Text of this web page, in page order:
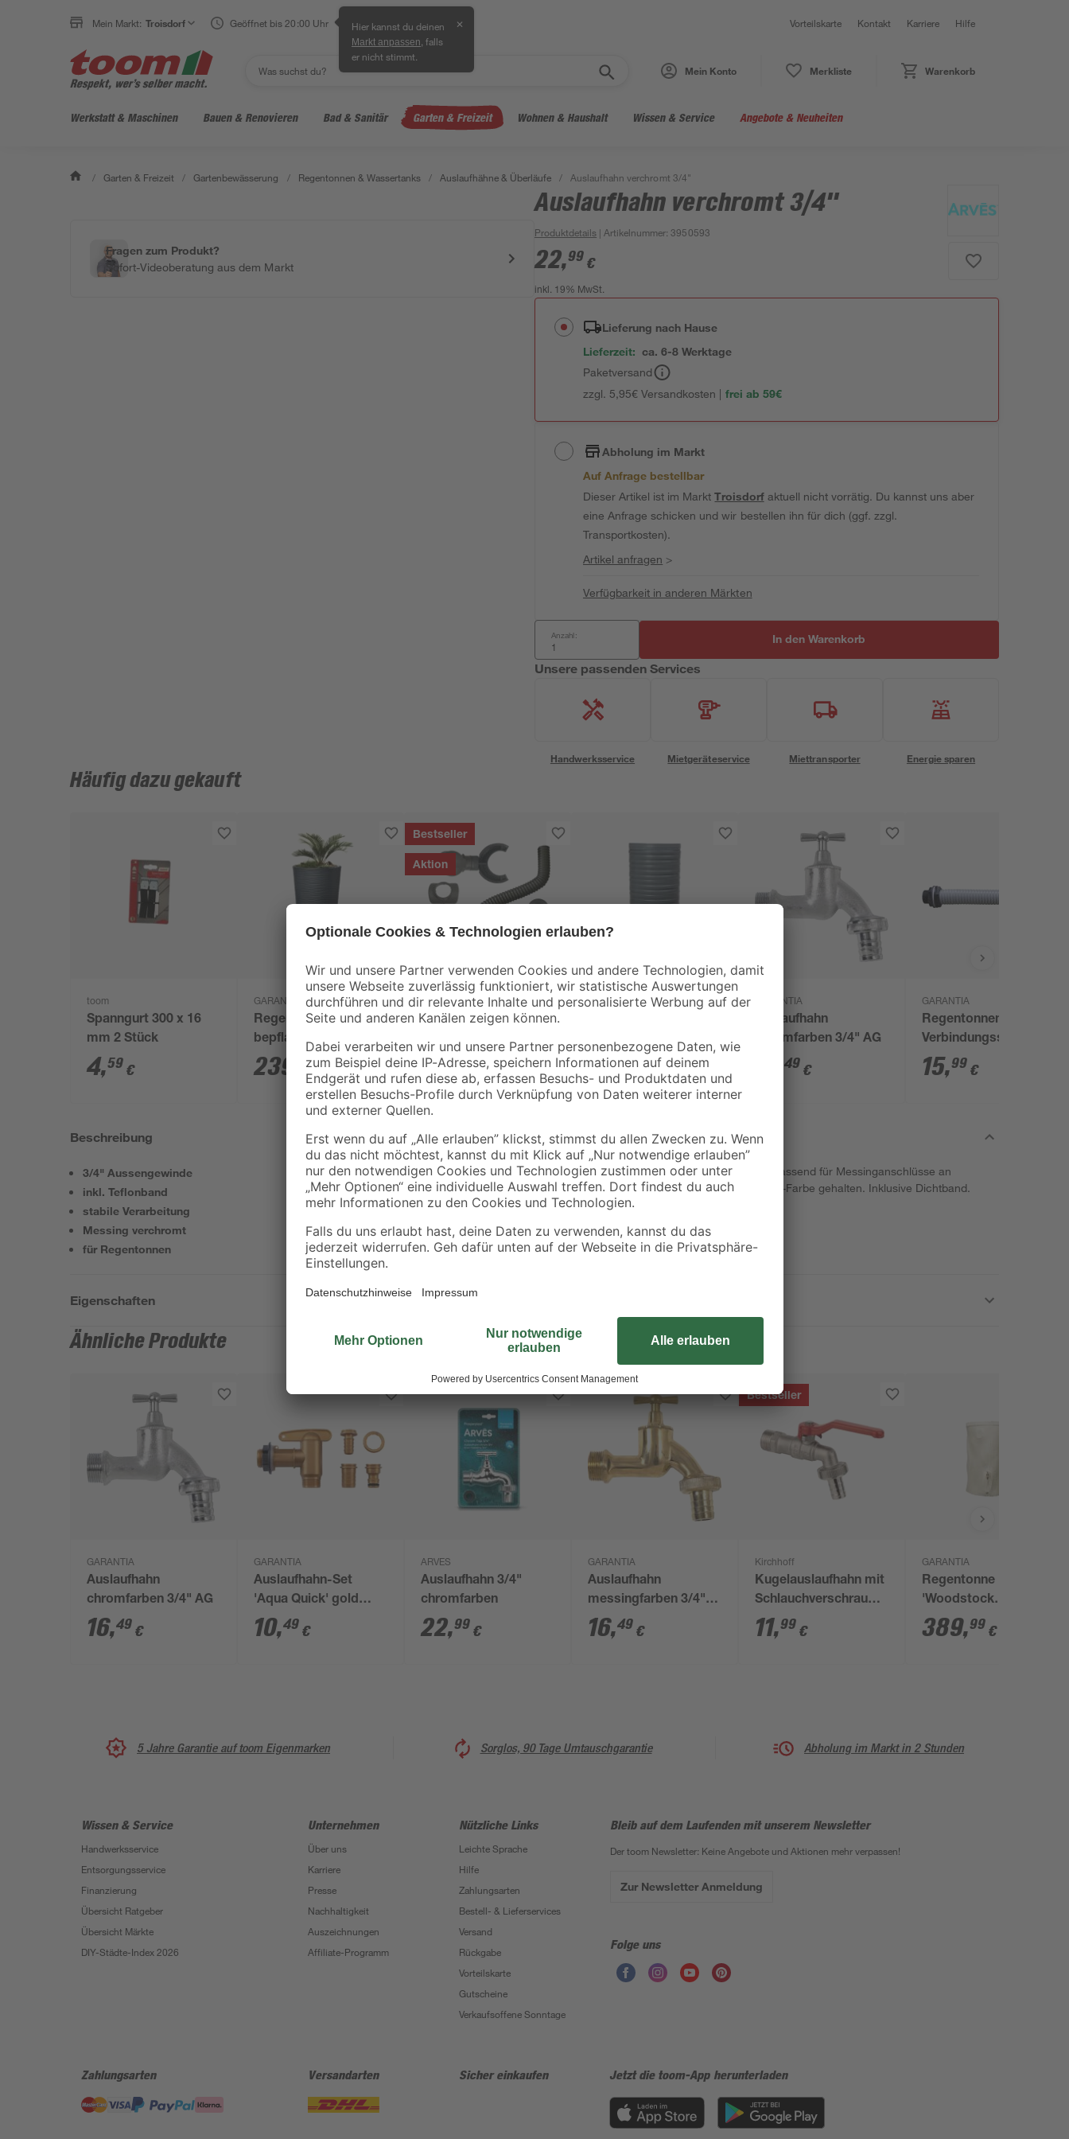
Mein Markt: Troisdorf Geöffnet bis 20:00 Uhr Hier kannst du deinen
Markt anpassen , falls
er nicht stimmt.
✕ Vorteilskarte Kontakt Karriere Hilfe
Mein Konto Merkliste Warenkorb
Werkstatt & Maschinen Bauen & Renovieren Bad & Sanitär Garten & Freizeit Wohnen & Haushalt Wissen & Service Angebote & Neuheiten
/ Garten & Freizeit / Gartenbewässerung / Regentonnen & Wassertanks / Auslaufhähne & Überläufe / Auslaufhahn verchromt 3/4"
Fragen zum Produkt?
Sofort-Videoberatung aus dem Markt
Auslaufhahn verchromt 3/4"
Produktdetails | Artikelnummer:3950593
22,99 €
inkl. 19% MwSt.
Lieferung nach Hause
Lieferzeit: ca. 6-8 Werktage
Paketversand
zzgl. 5,95€ Versandkosten | frei ab 59€
Abholung im Markt
Auf Anfrage bestellbar
Dieser Artikel ist im MarktTroisdorfaktuell nicht vorrätig. Du kannst uns aber
eine Anfrage schicken und wir bestellen ihn für dich (ggf. zzgl.
Transportkosten).
Artikel anfragen >
Verfügbarkeit in anderen Märkten
Anzahl: In den Warenkorb
Unsere passenden Services
Handwerksservice Mietgeräteservice Miettransporter Energie sparen
Häufig dazu gekauft
toom
Spanngurt 300 x 16
mm 2 Stück
4,59 €
GARANTIA
Regenspeicher
bepflanzbar 'Natura'
graphite grey 210 l
239 99 €
Bestseller
Aktion
GARANTIA
Regensammler
'Speedy' anthrazit
inkl. Zubehör
37,99 €
GARANTIA
mit Deckel
graphitfarben 300 l
249,99€
GARANTIA
Auslaufhahn
chromfarben 3/4" AG
,49 €
GARANTIA
Regentonnen-
Verbindungsset Ø 32
mm (1 1/4"), 25 cm
15,99 €
Beschreibung
3/4" Aussengewinde
inkl. Teflonband
stabile Verarbeitung
Messing verchromt
für Regentonnen
Der Wasserhahn, mit 3/4" Aussengewinde, ist passend für Messinganschlüsse an
Regentonnen. Optisch in ansprechender Chrom-Farbe gehalten. Inklusive Dichtband.
Eigenschaften
Ähnliche Produkte
GARANTIA
Auslaufhahn
chromfarben 3/4" AG
16,49 €
GARANTIA
Auslaufhahn-Set
'Aqua Quick' gold
Kunststoff 4-teilig
10,49 €
ARVES
Auslaufhahn 3/4"
chromfarben
22,99 €
GARANTIA
Auslaufhahn
messingfarben 3/4"
AG
16,49 €
Bestseller
Kirchhoff
Kugelauslaufhahn mit
Schlauchverschraubung,
vernickelt, 3/4'' x 1"
11,99 €
GARANTIA
Regentonne
'Woodstock
Baumstamm'
pinewood 400 l
389,99 €
5 Jahre Garantie auf toom Eigenmarken Sorglos, 90 Tage Umtauschgarantie Abholung im Markt in 2 Stunden
Wissen & Service
Handwerksservice
Entsorgungsservice
Finanzierung
Übersicht Ratgeber
Übersicht Märkte
DIY-Städte-Index 2026
Unternehmen
Über uns
Karriere
Presse
Nachhaltigkeit
Auszeichnungen
Affiliate-Programm
Nützliche Links
Leichte Sprache
Hilfe
Zahlungsarten
Bestell- & Lieferservices
Versand
Rückgabe
Vorteilskarte
Gutscheine
Verkaufsoffene Sonntage
Bleib auf dem Laufenden mit unserem Newsletter
Der toom Newsletter: Keine Angebote und Aktionen mehr verpassen!
Zur Newsletter Anmeldung
Folge uns
Zahlungsarten Versandarten Sicher einkaufen Jetzt die toom-App herunterladen